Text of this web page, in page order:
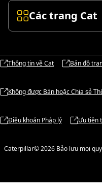
Các trang Cat
Thông tin về Cat Bản đồ
Không được Bán hoặc Chia sẻ
Điều khoản Pháp lý Ưu tiên
Caterpillar© 2026 Bảo lưu mọi